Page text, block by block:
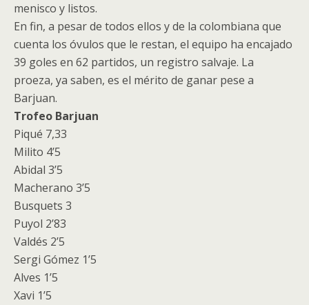
menisco y listos.
En fin, a pesar de todos ellos y de la colombiana que
cuenta los óvulos que le restan, el equipo ha encajado
39 goles en 62 partidos, un registro salvaje. La
proeza, ya saben, es el mérito de ganar pese a
Barjuan.
Trofeo Barjuan
Piqué 7,33
Milito 4’5
Abidal 3’5
Macherano 3’5
Busquets 3
Puyol 2’83
Valdés 2’5
Sergi Gómez 1’5
Alves 1’5
Xavi 1’5